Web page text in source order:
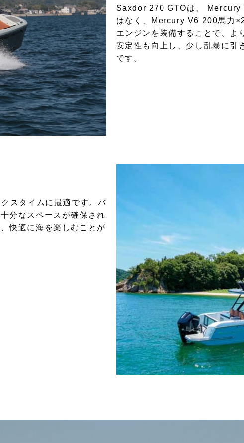
Saxdor 270 GTOは、
はなく、Mercury V6 200馬力
エンジンを装備することで、よ
安定性も向上し、少し乱暴に引
です。
スタイムに最適です。バ
分なスペースが確保され
快適に海を楽しむことが